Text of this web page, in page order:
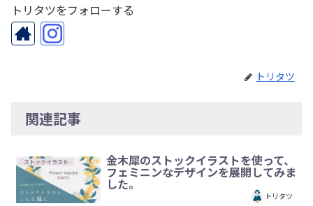
トリタツをフォローする
トリタツ
関連記事
ストックイラスト 金木犀のストックイラストを使って、
フェミニンなデザインを展開してみま
した。
トリタツ